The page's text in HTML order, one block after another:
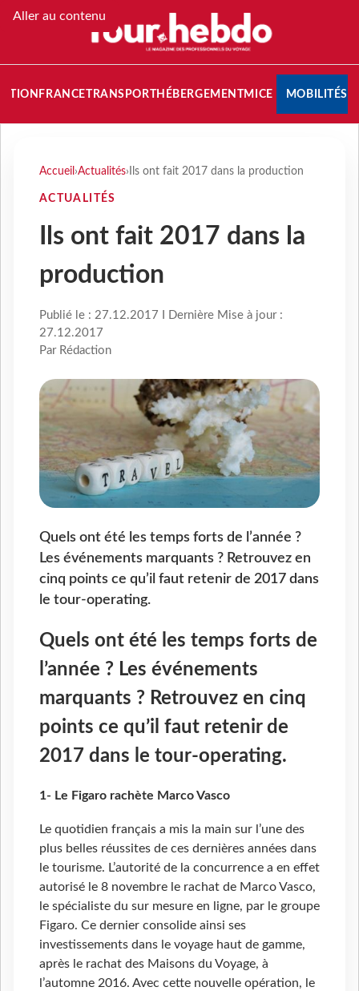
Aller au contenu
FRANCETRANSPORT HÉBERGEMENTMICE MOBILITÉS
Accueil ›Actualités› Ils ont fait 2017 dans la production
ACTUALITÉS
Ils ont fait 2017 dans la
production
Publié le : 27.12.2017 I Dernière Mise à jour :
27.12.2017
Par Rédaction
Quels ont été les temps forts de l’année ?
Les événements marquants ? Retrouvez en
cinq points ce qu’il faut retenir de 2017 dans
le tour-operating.
Quels ont été les temps forts de
l’année ? Les événements
marquants ? Retrouvez en cinq
points ce qu’il faut retenir de
2017 dans le tour-operating.
1- Le Figaro rachète Marco Vasco
Le quotidien français a mis la main sur l’une des
plus belles réussites de ces dernières années dans
le tourisme. L’autorité de la concurrence a en effet
autorisé le 8 novembre le rachat de Marco Vasco,
le spécialiste du sur mesure en ligne, par le groupe
Figaro. Ce dernier consolide ainsi ses
investissements dans le voyage haut de gamme,
après le rachat des Maisons du Voyage, à
l’automne 2016. Avec cette nouvelle opération, le